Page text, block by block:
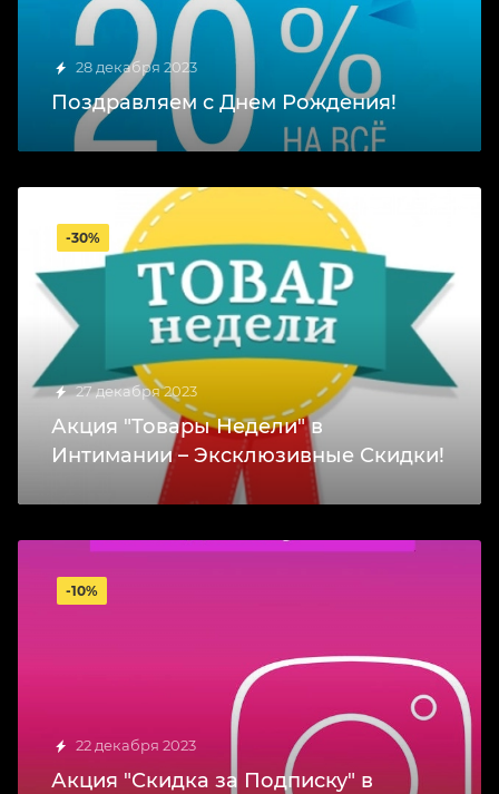
28 декабря 2023
Поздравляем с Днем Рождения!
27 декабря 2023
Акция "Товары Недели" в
Интимании – Эксклюзивные Скидки!
-30%
22 декабря 2023
Акция "Скидка за Подписку" в
-10%